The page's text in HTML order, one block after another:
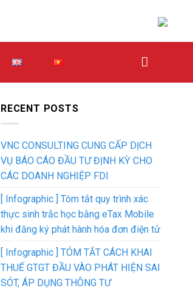
RECENT POSTS
VNC CONSULTING CUNG CẤP DỊCH
VỤ BÁO CÁO ĐẦU TƯ ĐỊNH KỲ CHO
CÁC DOANH NGHIỆP FDI
[ Infographic ] Tóm tắt quy trình xác
thực sinh trắc học bằng eTax Mobile
khi đăng ký phát hành hóa đơn điện tử
[ Infographic ] TÓM TẮT CÁCH KHAI
THUẾ GTGT ĐẦU VÀO PHÁT HIỆN SAI
SÓT, ÁP DỤNG THÔNG TƯ